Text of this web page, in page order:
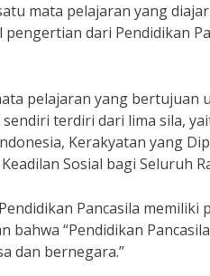
mata pelajaran yang
dari Pendidikan
pelajaran yang
terdiri dari lima sila,
Kerakyatan yang
Sosial bagi Seluruh
Pancasila
bahwa “Pendidikan
dan bernegara.”